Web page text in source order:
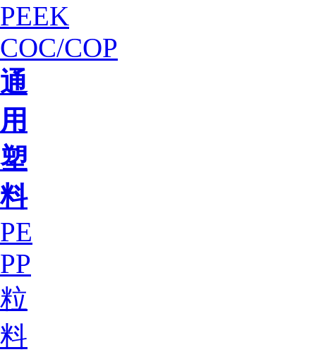
PEEK
COC/COP
通
用
塑
料
PE
PP
粒
料